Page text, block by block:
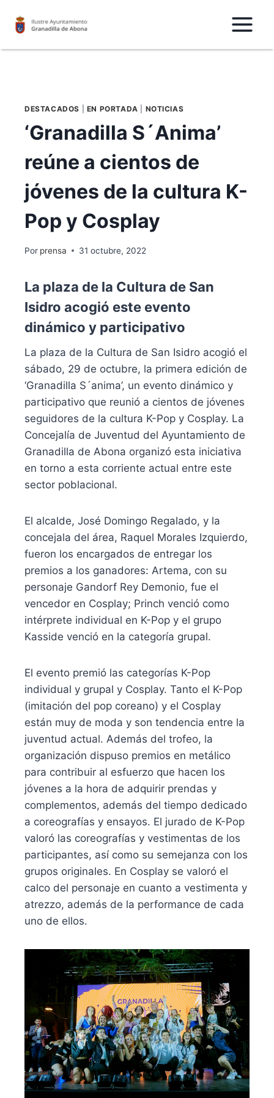
DESTACADOS EN PORTADA NOTICIAS
‘Granadilla S´Anima’
reúne a cientos de
jóvenes de la cultura K-
Pop y Cosplay
Por prensa 31 octubre, 2022
La plaza de la Cultura de San
Isidro acogió este evento
dinámico y participativo
La plaza de la Cultura de San Isidro acogió el
sábado, 29 de octubre, la primera edición de
‘Granadilla S´anima’, un evento dinámico y
participativo que reunió a cientos de jóvenes
seguidores de la cultura K-Pop y Cosplay. La
Concejalía de Juventud del Ayuntamiento de
Granadilla de Abona organizó esta iniciativa
en torno a esta corriente actual entre este
sector poblacional.
El alcalde, José Domingo Regalado, y la
concejala del área, Raquel Morales Izquierdo,
fueron los encargados de entregar los
premios a los ganadores: Artema, con su
personaje Gandorf Rey Demonio, fue el
vencedor en Cosplay; Princh venció como
intérprete individual en K-Pop y el grupo
Kasside venció en la categoría grupal.
El evento premió las categorías K-Pop
individual y grupal y Cosplay. Tanto el K-Pop
(imitación del pop coreano) y el Cosplay
están muy de moda y son tendencia entre la
juventud actual. Además del trofeo, la
organización dispuso premios en metálico
para contribuir al esfuerzo que hacen los
jóvenes a la hora de adquirir prendas y
complementos, además del tiempo dedicado
a coreografías y ensayos. El jurado de K-Pop
valoró las coreografías y vestimentas de los
participantes, así como su semejanza con los
grupos originales. En Cosplay se valoró el
calco del personaje en cuanto a vestimenta y
atrezzo, además de la performance de cada
uno de ellos.